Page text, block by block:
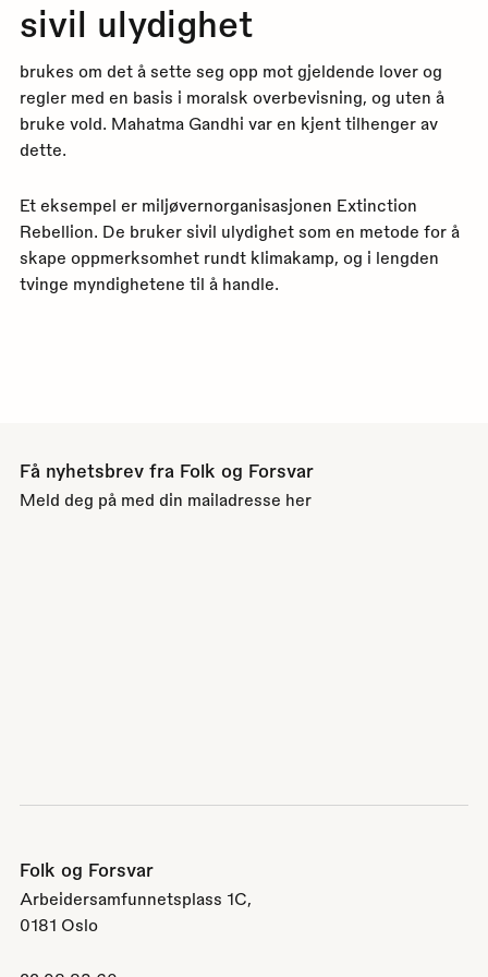
sivil ulydighet
brukes om det å sette seg opp mot gjeldende lover og
regler med en basis i moralsk overbevisning, og uten å
bruke vold. Mahatma Gandhi var en kjent tilhenger av
dette.
Et eksempel er miljøvernorganisasjonen Extinction
Rebellion. De bruker sivil ulydighet som en metode for å
skape oppmerksomhet rundt klimakamp, og i lengden
tvinge myndighetene til å handle.
Få nyhetsbrev fra Folk og Forsvar
Meld deg på med din mailadresse her
Folk og Forsvar
Arbeidersamfunnetsplass 1C,
0181 Oslo